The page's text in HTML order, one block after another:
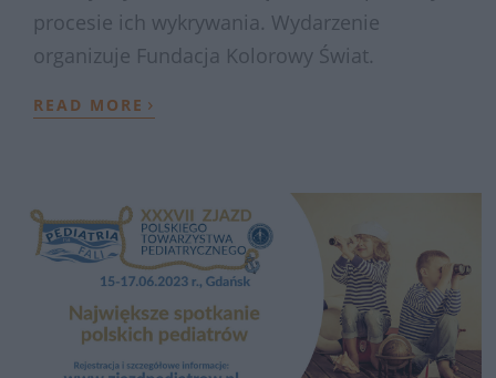
procesie ich wykrywania. Wydarzenie
organizuje Fundacja Kolorowy Świat.
READ MORE ›